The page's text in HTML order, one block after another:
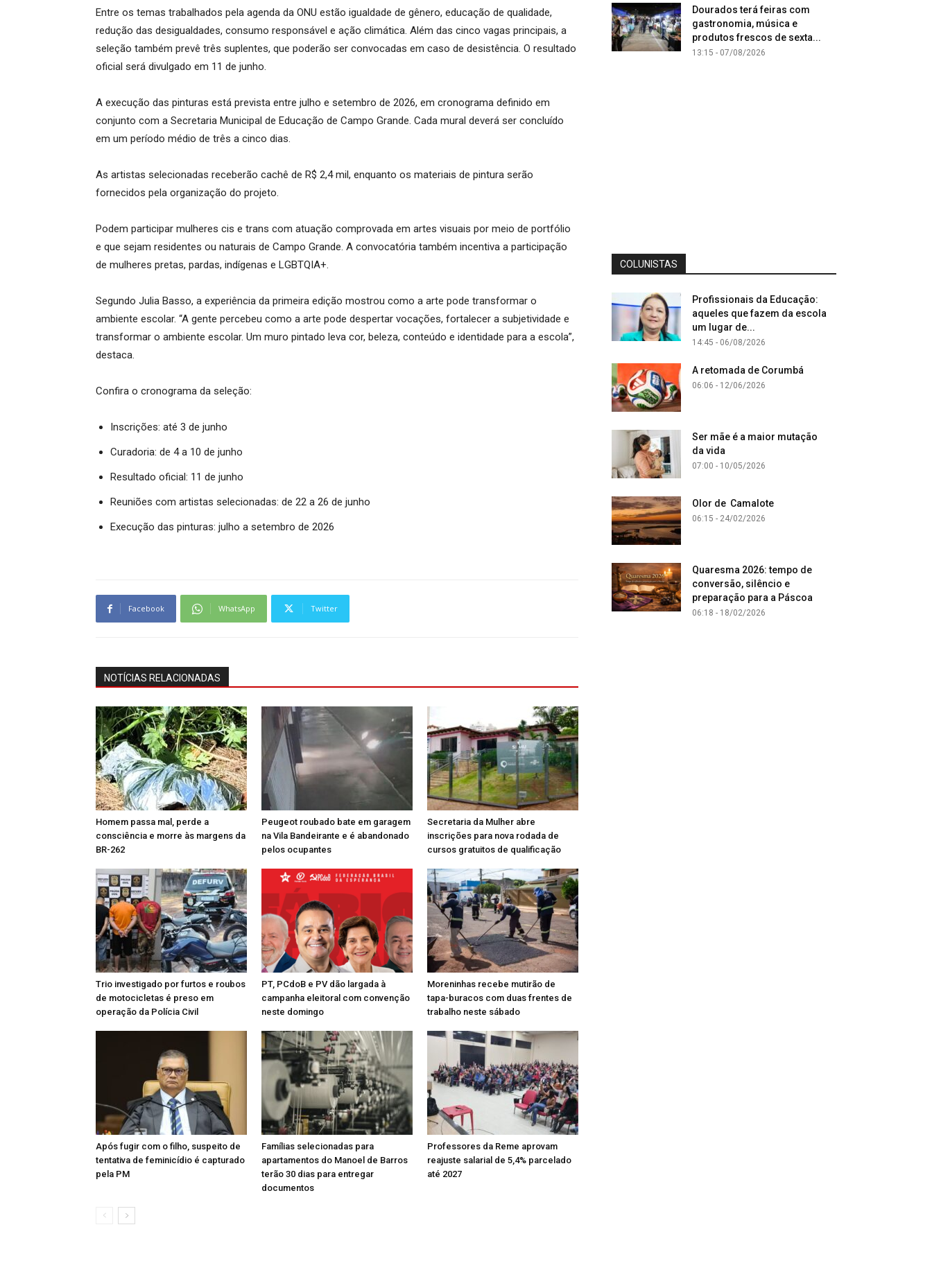
Entre os temas trabalhados pela agenda da ONU estão igualdade de gênero, educação de qualidade,
redução das desigualdades, consumo responsável e ação climática. Além das cinco vagas principais, a
seleção também prevê três suplentes, que poderão ser convocadas em caso de desistência. O resultado
oficial será divulgado em 11 de junho.
A execução das pinturas está prevista entre julho e setembro de 2026, em cronograma definido em
conjunto com a Secretaria Municipal de Educação de Campo Grande. Cada mural deverá ser concluído
em um período médio de três a cinco dias.
As artistas selecionadas receberão cachê de R$ 2,4 mil, enquanto os materiais de pintura serão
fornecidos pela organização do projeto.
Podem participar mulheres cis e trans com atuação comprovada em artes visuais por meio de portfólio
e que sejam residentes ou naturais de Campo Grande. A convocatória também incentiva a participação
de mulheres pretas, pardas, indígenas e LGBTQIA+.
Segundo Julia Basso, a experiência da primeira edição mostrou como a arte pode transformar o
ambiente escolar. “A gente percebeu como a arte pode despertar vocações, fortalecer a subjetividade e
transformar o ambiente escolar. Um muro pintado leva cor, beleza, conteúdo e identidade para a escola”,
destaca.
Confira o cronograma da seleção:
Inscrições: até 3 de junho
Curadoria: de 4 a 10 de junho
Resultado oficial: 11 de junho
Reuniões com artistas selecionadas: de 22 a 26 de junho
Execução das pinturas: julho a setembro de 2026
Facebook WhatsApp Twitter
NOTÍCIAS RELACIONADAS
Homem passa mal, perde a
consciência e morre às margens da
BR-262
Peugeot roubado bate em garagem
na Vila Bandeirante e é abandonado
pelos ocupantes
Secretaria da Mulher abre
inscrições para nova rodada de
cursos gratuitos de qualificação
Trio investigado por furtos e roubos
de motocicletas é preso em
operação da Polícia Civil
PT, PCdoB e PV dão largada à
campanha eleitoral com convenção
neste domingo
Moreninhas recebe mutirão de
tapa-buracos com duas frentes de
trabalho neste sábado
Após fugir com o filho, suspeito de
tentativa de feminicídio é capturado
pela PM
Famílias selecionadas para
apartamentos do Manoel de Barros
terão 30 dias para entregar
documentos
Professores da Reme aprovam
reajuste salarial de 5,4% parcelado
até 2027
Dourados terá feiras com
gastronomia, música e
produtos frescos de sexta...
13:15 - 07/08/2026
COLUNISTAS
Profissionais da Educação:
aqueles que fazem da escola
um lugar de...
14:45 - 06/08/2026
A retomada de Corumbá
06:06 - 12/06/2026
Ser mãe é a maior mutação
da vida
07:00 - 10/05/2026
Olor de Camalote
06:15 - 24/02/2026
Quaresma 2026: tempo de
conversão, silêncio e
preparação para a Páscoa
06:18 - 18/02/2026